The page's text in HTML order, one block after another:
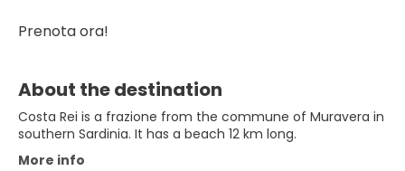
Prenota ora!
About the destination
Costa Rei is a frazione from the commune of Muravera in
southern Sardinia. It has a beach 12 km long.
More info